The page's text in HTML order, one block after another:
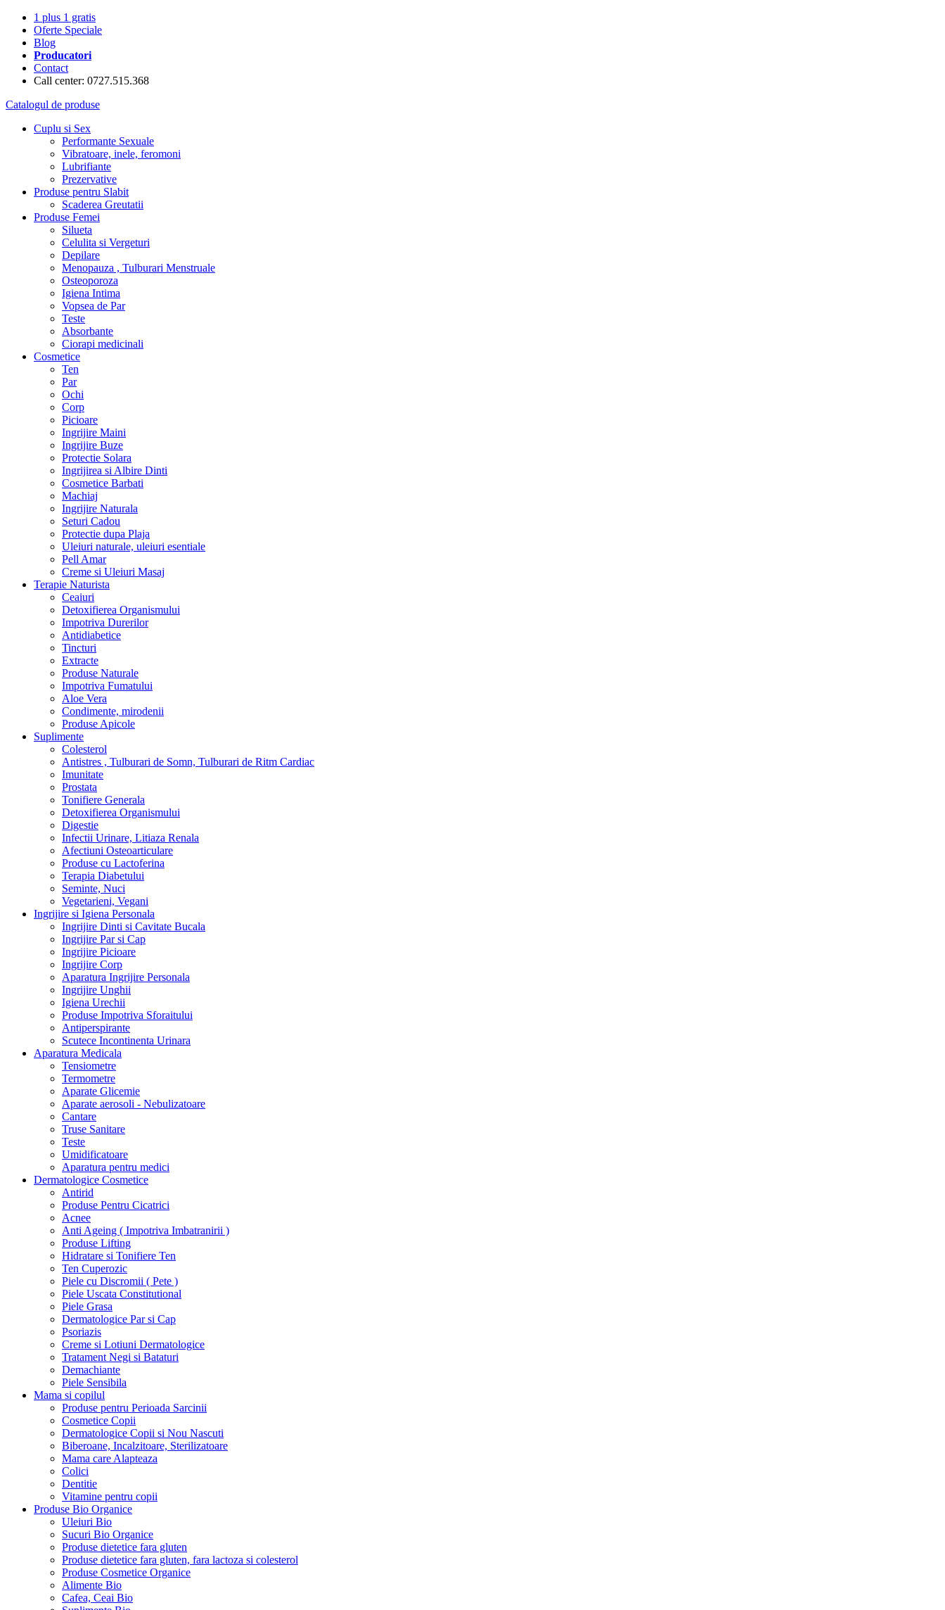
1 plus 1 gratis
Oferte Speciale
Blog
Producatori
Contact
Call center: 0727.515.368
Catalogul de produse
Cuplu si Sex
Performante Sexuale
Vibratoare, inele, feromoni
Lubrifiante
Prezervative
Produse pentru Slabit
Scaderea Greutatii
Produse Femei
Silueta
Celulita si Vergeturi
Depilare
Menopauza , Tulburari Menstruale
Osteoporoza
Igiena Intima
Vopsea de Par
Teste
Absorbante
Ciorapi medicinali
Cosmetice
Ten
Par
Ochi
Corp
Picioare
Ingrijire Maini
Ingrijire Buze
Protectie Solara
Ingrijirea si Albire Dinti
Cosmetice Barbati
Machiaj
Ingrijire Naturala
Seturi Cadou
Protectie dupa Plaja
Uleiuri naturale, uleiuri esentiale
Pell Amar
Creme si Uleiuri Masaj
Terapie Naturista
Ceaiuri
Detoxifierea Organismului
Impotriva Durerilor
Antidiabetice
Tincturi
Extracte
Produse Naturale
Impotriva Fumatului
Aloe Vera
Condimente, mirodenii
Produse Apicole
Suplimente
Colesterol
Antistres , Tulburari de Somn, Tulburari de Ritm Cardiac
Imunitate
Prostata
Tonifiere Generala
Detoxifierea Organismului
Digestie
Infectii Urinare, Litiaza Renala
Afectiuni Osteoarticulare
Produse cu Lactoferina
Terapia Diabetului
Seminte, Nuci
Vegetarieni, Vegani
Ingrijire si Igiena Personala
Ingrijire Dinti si Cavitate Bucala
Ingrijire Par si Cap
Ingrijire Picioare
Ingrijire Corp
Aparatura Ingrijire Personala
Ingrijire Unghii
Igiena Urechii
Produse Impotriva Sforaitului
Antiperspirante
Scutece Incontinenta Urinara
Aparatura Medicala
Tensiometre
Termometre
Aparate Glicemie
Aparate aerosoli - Nebulizatoare
Cantare
Truse Sanitare
Teste
Umidificatoare
Aparatura pentru medici
Dermatologice Cosmetice
Antirid
Produse Pentru Cicatrici
Acnee
Anti Ageing ( Impotriva Imbatranirii )
Produse Lifting
Hidratare si Tonifiere Ten
Ten Cuperozic
Piele cu Discromii ( Pete )
Piele Uscata Constitutional
Piele Grasa
Dermatologice Par si Cap
Psoriazis
Creme si Lotiuni Dermatologice
Tratament Negi si Bataturi
Demachiante
Piele Sensibila
Mama si copilul
Produse pentru Perioada Sarcinii
Cosmetice Copii
Dermatologice Copii si Nou Nascuti
Biberoane, Incalzitoare, Sterilizatoare
Mama care Alapteaza
Colici
Dentitie
Vitamine pentru copii
Produse Bio Organice
Uleiuri Bio
Sucuri Bio Organice
Produse dietetice fara gluten
Produse dietetice fara gluten, fara lactoza si colesterol
Produse Cosmetice Organice
Alimente Bio
Cafea, Ceai Bio